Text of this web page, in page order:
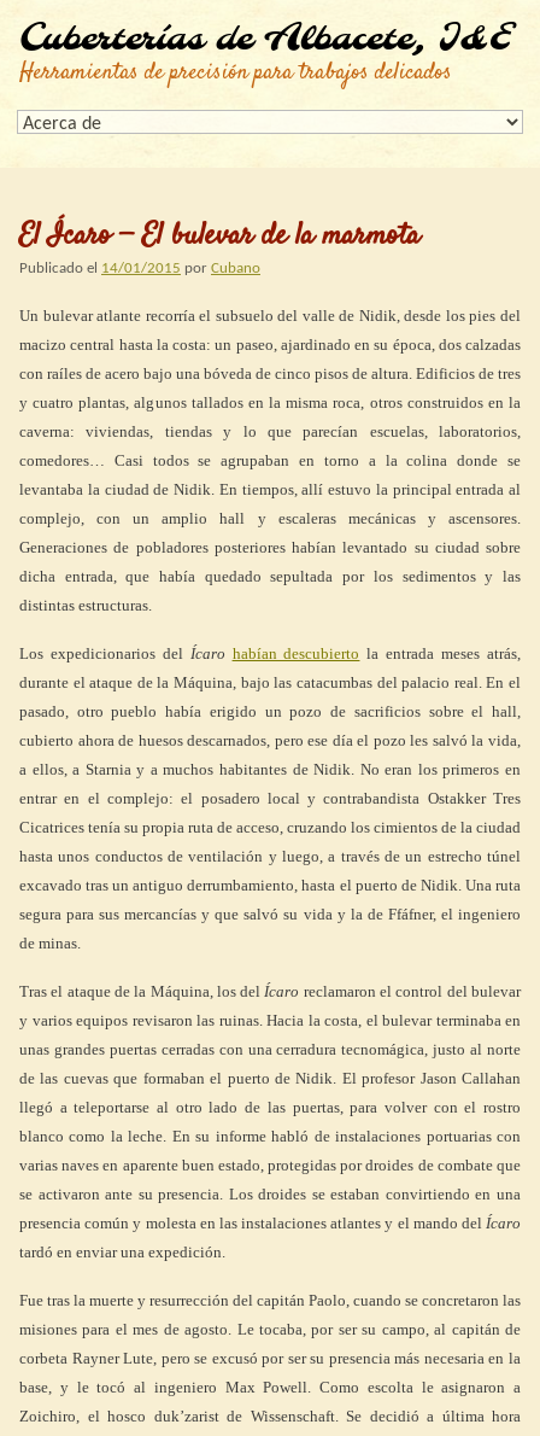
Cuberterías de Albacete, I&E
Herramientas de precisión para trabajos delicados
El Ícaro — El bulevar de la marmota
Publicado el 14/01/2015 por Cubano
Un bulevar atlante recorría el subsuelo del valle de Nidik, desde los pies del
macizo central hasta la costa: un paseo, ajardinado en su época, dos calzadas
con raíles de acero bajo una bóveda de cinco pisos de altura. Edificios de tres
y cuatro plantas, algunos tallados en la misma roca, otros construidos en la
caverna: viviendas, tiendas y lo que parecían escuelas, laboratorios,
comedores… Casi todos se agrupaban en torno a la colina donde se
levantaba la ciudad de Nidik. En tiempos, allí estuvo la principal entrada al
complejo, con un amplio hall y escaleras mecánicas y ascensores.
Generaciones de pobladores posteriores habían levantado su ciudad sobre
dicha entrada, que había quedado sepultada por los sedimentos y las
distintas estructuras.
Los expedicionarios del Ícaro habían descubierto la entrada meses atrás,
durante el ataque de la Máquina, bajo las catacumbas del palacio real. En el
pasado, otro pueblo había erigido un pozo de sacrificios sobre el hall,
cubierto ahora de huesos descarnados, pero ese día el pozo les salvó la vida,
a ellos, a Starnia y a muchos habitantes de Nidik. No eran los primeros en
entrar en el complejo: el posadero local y contrabandista Ostakker Tres
Cicatrices tenía su propia ruta de acceso, cruzando los cimientos de la ciudad
hasta unos conductos de ventilación y luego, a través de un estrecho túnel
excavado tras un antiguo derrumbamiento, hasta el puerto de Nidik. Una ruta
segura para sus mercancías y que salvó su vida y la de Ffáfner, el ingeniero
de minas.
Tras el ataque de la Máquina, los delÍcaro reclamaron el control del bulevar
y varios equipos revisaron las ruinas. Hacia la costa, el bulevar terminaba en
unas grandes puertas cerradas con una cerradura tecnomágica, justo al norte
de las cuevas que formaban el puerto de Nidik. El profesor Jason Callahan
llegó a teleportarse al otro lado de las puertas, para volver con el rostro
blanco como la leche. En su informe habló de instalaciones portuarias con
varias naves en aparente buen estado, protegidas por droides de combate que
se activaron ante su presencia. Los droides se estaban convirtiendo en una
presencia común y molesta en las instalaciones atlantes y el mando del Ícaro
tardó en enviar una expedición.
Fue tras la muerte y resurrección del capitán Paolo, cuando se concretaron las
misiones para el mes de agosto. Le tocaba, por ser su campo, al capitán de
corbeta Rayner Lute, pero se excusó por ser su presencia más necesaria en la
base, y le tocó al ingeniero Max Powell. Como escolta le asignaron a
Zoichiro, el hosco duk’zarist de Wissenschaft. Se decidió a última hora